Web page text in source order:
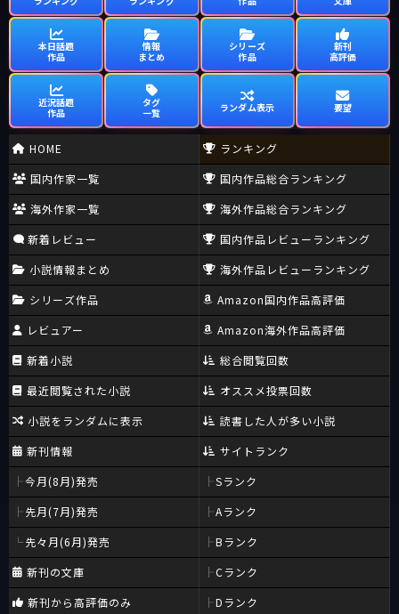
本日話題
作品
情報
まとめ
シリーズ
作品
新刊
高評価
近況話題
作品
タグ
一覧
ランダム表示 要望
HOME
国内作家一覧
海外作家一覧
新着レビュー
小説情報まとめ
シリーズ作品
レビュアー
新着小説
最近閲覧された小説
小説をランダムに表示
新刊情報
今月(8月)発売
先月(7月)発売
先々月(6月)発売
新刊の文庫
新刊から高評価のみ
ランキング
国内作品総合ランキング
海外作品総合ランキング
国内作品レビューランキング
海外作品レビューランキング
Amazon国内作品高評価
Amazon海外作品高評価
総合閲覧回数
オススメ投票回数
読書した人が多い小説
サイトランク
Sランク
Aランク
Bランク
Cランク
Dランク